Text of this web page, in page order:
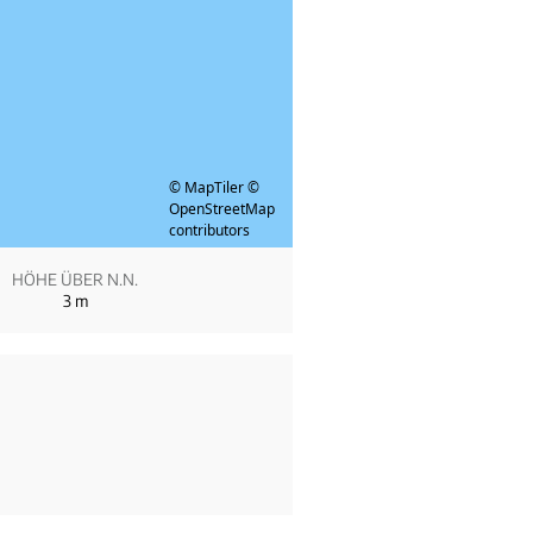
© MapTiler ©
OpenStreetMap
contributors
HÖHE ÜBER N.N.
3m